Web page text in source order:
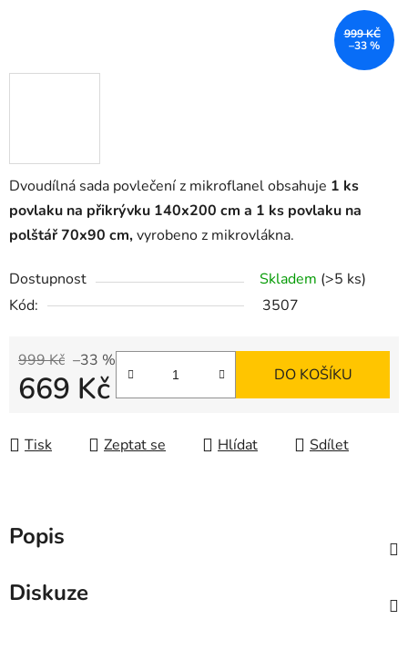
Dvoudílná sada povlečení z mikroflanel obsahuje 1 ks
povlaku na přikrývku 140x200 cm a 1 ks povlaku na
polštář 70x90 cm,vyrobeno z mikrovlákna.
Dostupnost Skladem (>5 ks)
Kód:
3507
999 Kč –33 %
669 Kč DO KOŠÍKU
Tisk Zeptat se Hlídat Sdílet
999 KČ
–33 %
Popis
Diskuze